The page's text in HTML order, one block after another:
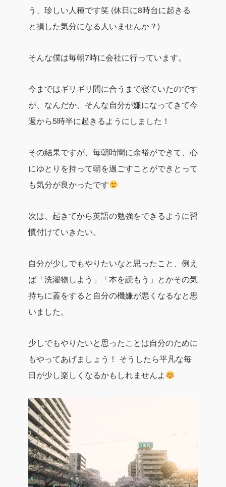
う 、珍しい人種です笑 (休日に8時台に起きる
と損した気分になる人いませんか？)
そんな僕は毎朝7時に会社に行っています。
今まではギリギリ間に合うまで寝ていたのです
が、なんだか、そんな自分が嫌になってきて今
週から5時半に起きるようにしました！
その結果ですが、 毎朝時間に余裕ができて、心
にゆとりを持って朝を過ごすことができとって
も気分が良かったです
次は、起きてから英語の勉強をできるように習
慣付けていきたい。
自分が少しでもやりたいなと思ったこと、例え
ば「洗濯物しよう」「本を読もう」とかその気
持ちに蓋をすると自分の機嫌が悪くなるなと思
いました。
少しでもやりたいと思ったことは自分のために
もやってあげましょう！ そうしたら平凡な毎
日が少し楽しくなるかもしれませんよ